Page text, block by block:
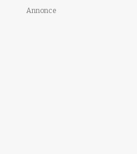
Annonce